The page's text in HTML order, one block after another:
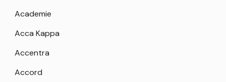
Academie
Acca Kappa
Accentra
Accord